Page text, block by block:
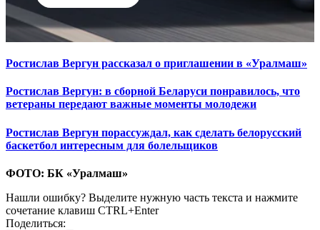
Ростислав Вергун рассказал о приглашении в «Уралмаш»
Ростислав Вергун: в сборной Беларуси понравилось, что
ветераны передают важные моменты молодежи
Ростислав Вергун порассуждал, как сделать белорусский
баскетбол интересным для болельщиков
ФОТО: БК «Уралмаш»
Нашли ошибку? Выделите нужную часть текста и нажмите
сочетание клавиш CTRL+Enter
Поделиться: